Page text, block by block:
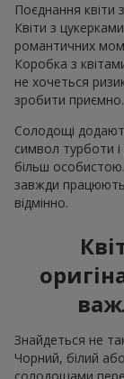
Поєднання квіти
Квіти з
романтичних
Коробка з
не хочеться
зробити приємно.
Солодощі
символ турботи
більш
завжди працюють
відмінно.
Знайдеться не
Чорний, білий